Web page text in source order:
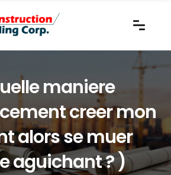
maniere
creer mon
alors se muer
aguichant ? )